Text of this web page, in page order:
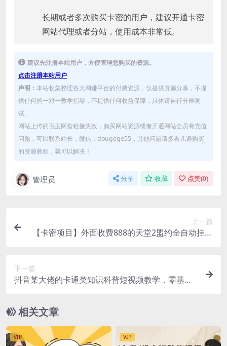
长期或者多次购买卡密的用户，建议开通卡密
网站代理或者分站，使用成本非常低。
建议先注册本站用户，方便管理您购买的资源。
点击注册本站用户
声明： 本站收集整理各大网赚平台的付费资源，仅提供资源分享，不提
供任何的一对一教学指导，不提供任何收益保障，具体请自行分辨测
试。
网站上传的百度网盘链接失效，购买网站资源或者开通网站会员有充值
问题，可以联系站长，微信：dougege55，其他问题请多看几遍购买
的资源教程，就可以解决！
管理员 分享 收藏 点赞(0)
上一篇
【卡密项目】外面收费888的天堂2盟约全自动挂机
下一篇
抖音某大佬的卡通类知识科普短视频教学，零基础
相关文章
VIP VIP